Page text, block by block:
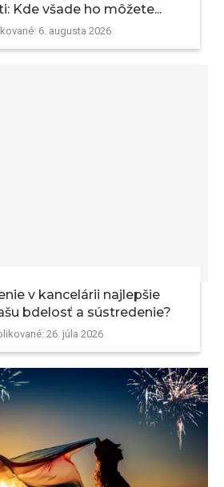
Kde všade ho môžete...
6. augusta 2026
v kancelárii najlepšie
bdelosť a sústredenie?
26. júla 2026